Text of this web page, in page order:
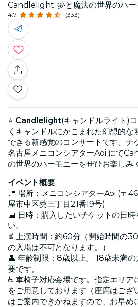
Candlelight: 夢と魔法の世界のハー
4.7 (333)
⭐ Candlelight(キャンドルライト)
くキャンドルにかこまれた幻想的な
できる新感覚のコンサートです。チ
名古屋メニコンシアターAoi にて
の世界のハーモニーをぜひお楽しみ
イベント概要
📍 場所：メニコンシアターAoi (〒
屋市中区葵三丁目21番19号)
📅 日時：購入したいチケットの日時
い。
⏳ 上演時間：約60分（開始時間の
の入場は不可となります。）
👤 年齢制限：8歳以上。 18歳未満
要です。
♿ 車椅子対応会場です。指定エリア
をご用意しております（座席はござ
はご案内できかねますので、お早め